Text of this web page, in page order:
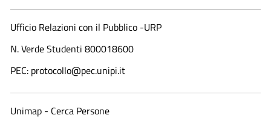
Ufficio Relazioni con il Pubblico -URP
N. Verde Studenti 800018600​
PEC: protocollo@pec.unipi.it
Unimap - Cerca Persone